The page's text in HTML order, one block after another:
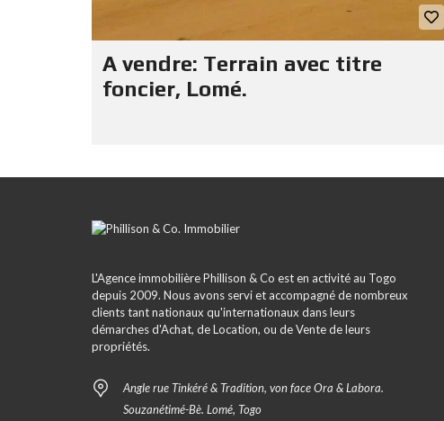
A vendre: Terrain avec titre
foncier, Lomé.
L'Agence immobilière Phillison & Co est en activité au Togo
depuis 2009. Nous avons servi et accompagné de nombreux
clients tant nationaux qu'internationaux dans leurs
démarches d'Achat, de Location, ou de Vente de leurs
propriétés.
Angle rue Tinkéré & Tradition, von face Ora & Labora.
Souzanétimé-Bè. Lomé, Togo